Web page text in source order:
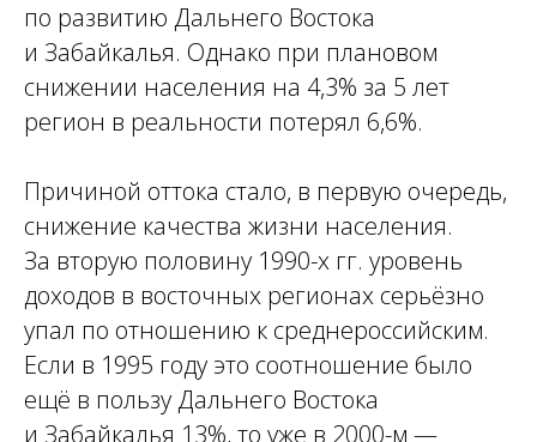
по развитию Дальнего Востока
и Забайкалья. Однако при плановом
снижении населения на 4,3% за 5 лет
регион в реальности потерял 6,6%.
Причиной оттока стало, в первую очередь,
снижение качества жизни населения.
За вторую половину 1990-х гг. уровень
доходов в восточных регионах серьёзно
упал по отношению к среднероссийским.
Если в 1995 году это соотношение было
ещё в пользу Дальнего Востока
и Забайкалья 13%, то уже в 2000-м —